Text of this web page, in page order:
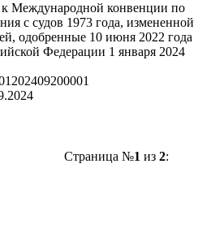
Международной конвенции по
с судов 1973 года, измененной
одобренные 10 июня 2022 года
Федерации 1 января 2024
Страница №1 из 2: